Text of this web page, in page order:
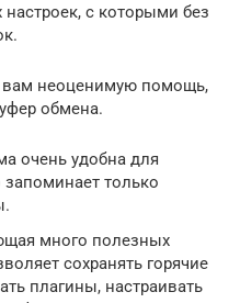
с которыми без
вам неоценимую помощь,
обмена.
очень удобна для
только
много полезных
сохранять горячие
плагины, настраивать